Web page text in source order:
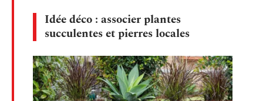
Idée déco : associer plantes
succulentes et pierres locales